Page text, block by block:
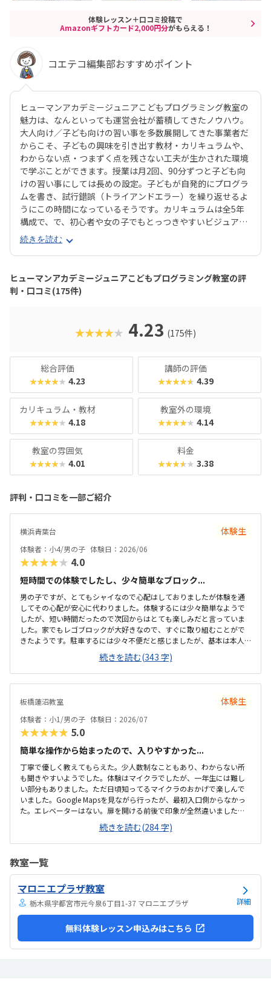
体験レッスン＋口コミ投稿で
Amazonギフトカード2,000円分がもらえる！
コエテコ編集部おすすめポイント
ヒューマンアカデミージュニアこどもプログラミング教室の
魅力は、なんといっても運営会社が蓄積してきたノウハウ。
大人向け／子ども向けの習い事を多数展開してきた事業者だ
からこそ、子どもの興味を引き出す教材・カリキュラムや、
わからない点・つまずく点を残さない工夫が生かされた環境
で学ぶことができます。授業は月2回、90分ずつと子ども向
けの習い事にしては長めの設定。子どもが自発的にプログラ
ムを書き、試行錯誤（トライアンドエラー）を繰り返せるよ
うにこの時間になっているそうです。カリキュラムは全5年
構成で、で、初心者や女の子でもとっつきやすいビジュアル
プログラミングツール「Scratch（スクラッチ）」から初め
て、エンジニアが実際に使用するプログラミング言語「Java
Script」までステップアップすることができます。ベーシッ
クコースではマウス操作など、パソコンの操作自体から学べ
るので、自宅でまったくパソコンをさわったことのないお子
さんでも戸惑うことなく授業に入っていけるでしょう。大学
おきたい」方におすすめのスクールといえます。また、いず
れもヒューマンオリジナルの教材で学べるので、高クオリテ
続きを読む
ヒューマンアカデミージュニアこどもプログラミング教室の評
判・口コミ(175件)
★★★★★ 4.23 (175件)
総合評価
★★★★★ 4.23
講師の評価
★★★★★ 4.39
カリキュラム・教材
★★★★★ 4.18
教室外の環境
★★★★★ 4.14
教室の雰囲気
★★★★★ 4.01
料金
★★★★★ 3.38
評判・口コミを一部ご紹介
横浜青葉台 体験生
体験者：小4/男の子 体験日：2026/06
★★★★★ 4.0
短時間での体験でしたし、少々簡単なブロック...
男の子ですが、とてもシャイなので心配はしておりましたが体験を通
してその心配が安心に代わりました。体験するには少々簡単なようで
したが、短い時間だったので次回からはとても楽しみだと言っていま
した。家でもレゴブロックが大好きなので、すぐに取り組むことがで
きたようです。駐車するには少々不便だと感じましたが、基本は本人
の送迎だけになるので問題ないと感じましたし、駅ちかでなくても車
なので問題ないです落ち着いた雰囲気でしたが、作業スペースが子供
の人数には狭いのではないかと思いました。せめて1か月3回 もしく
は90分ではなく120分だといいかなと、プログラミング教室は週1回の
ので、これから良い点が増えてくるのではないかと思います。
続きを読む(343 字)
板橋蓮沼教室 体験生
体験者：小1/男の子 体験日：2026/07
★★★★★ 5.0
簡単な操作から始まったので、入りやすかった...
丁寧で優しく教えてもらえた。少人数制なこともあり、わからない所
も聞きやすいようでした。体験はマイクラでしたが、一年生には難し
い部分もありました。ただ日頃知ってるマイクラのおかげで楽しんで
いました。Google Mapsを見ながら行ったが、最初入口側からなかっ
た。エレベーターはない。扉を開ける前後で印象が全然違いました。
とても綺麗で、広々としていました。教室内は土足でしたが、全体的
に綺麗でした。プログラミングあるあるですが、やっぱり月2回にして
は高い。他の習い事もしているので悩みどころです。マイクラで遊ん
続きを読む(284 字)
教室一覧
マロニエプラザ教室
栃木県宇都宮市元今泉6丁目1-37 マロニエプラザ 詳細
無料体験レッスン申込みはこちら